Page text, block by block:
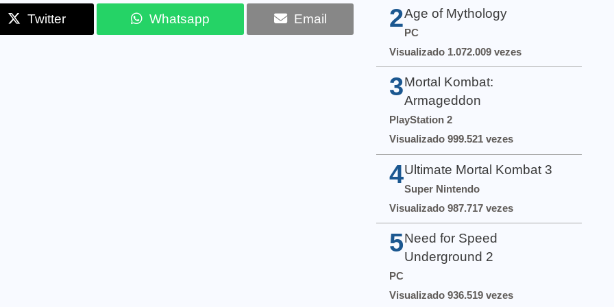
Twitter Whatsapp Email 2Age of Mythology
PC
Visualizado 1.072.009 vezes
3 Mortal Kombat:
Armageddon
PlayStation 2
Visualizado 999.521 vezes
4 Ultimate Mortal Kombat 3
Super Nintendo
Visualizado 987.717 vezes
5 Need for Speed
Underground 2
PC
Visualizado 936.519 vezes